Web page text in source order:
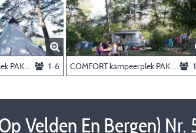
PREMIUM Kampeerplek PAKKET(uitzicht op velden of rivier),personen en elektriciteit extra 1-6 COMFORT kampeerplek PAKKET, personen en elektriciteit te boeken als optie
Velden En Bergen) Nr.